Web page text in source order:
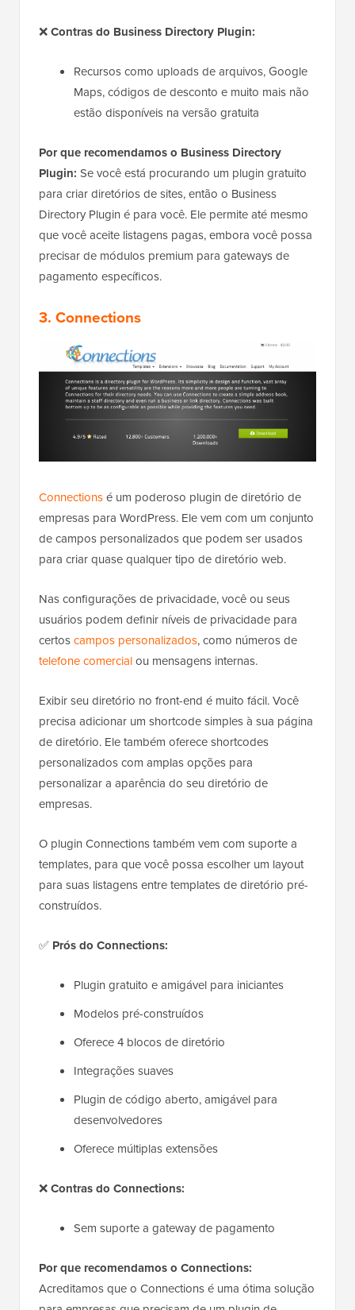
❌Contras do Business Directory Plugin:
Recursos como uploads de arquivos, Google
Maps, códigos de desconto e muito mais não
estão disponíveis na versão gratuita
Por que recomendamos o Business Directory
Plugin: Se você está procurando um plugin gratuito
para criar diretórios de sites, então o Business
Directory Plugin é para você. Ele permite até mesmo
que você aceite listagens pagas, embora você possa
precisar de módulos premium para gateways de
pagamento específicos.
3. Connections
Connectionsé um poderoso plugin de diretório de
empresas para WordPress. Ele vem com um conjunto
de campos personalizados que podem ser usados
para criar quase qualquer tipo de diretório web.
Nas configurações de privacidade, você ou seus
usuários podem definir níveis de privacidade para
certoscampos personalizados, como números de
telefone comercialou mensagens internas.
Exibir seu diretório no front-end é muito fácil. Você
precisa adicionar um shortcode simples à sua página
de diretório. Ele também oferece shortcodes
personalizados com amplas opções para
personalizar a aparência do seu diretório de
empresas.
O plugin Connections também vem com suporte a
templates, para que você possa escolher um layout
para suas listagens entre templates de diretório pré-
construídos.
✅ Prós do Connections:
Plugin gratuito e amigável para iniciantes
Modelos pré-construídos
Oferece 4 blocos de diretório
Integrações suaves
Plugin de código aberto, amigável para
desenvolvedores
Oferece múltiplas extensões
❌Contras do Connections:
Sem suporte a gateway de pagamento
Por que recomendamos o Connections:
Acreditamos que o Connections é uma ótima solução